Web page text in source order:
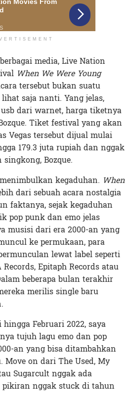
media, Live Nation
When We Were Young
tersebut bukan suatu
saja nanti. Yang jelas,
dari warnet, harga tiketnya
Tiket festival yang akan
Vegas tersebut dijual mulai
179.3 juta rupiah dan nggak
Bozque.
kegaduhan. When
dari sebuah acara nostalgia
faktanya, sejak kegaduhan
pop punk dan emo jelas
musisi dari era 2000-an yang
ke permukaan, para
lewat label seperti
Records, Epitaph Records atau
beberapa bulan terakhir
merilis single baru
Februari 2022, saya
tujuh lagu emo dan pop
an yang bisa ditambahkan
on dari The Used, My
Sugarcult nggak ada
pikiran nggakstuckdi tahun